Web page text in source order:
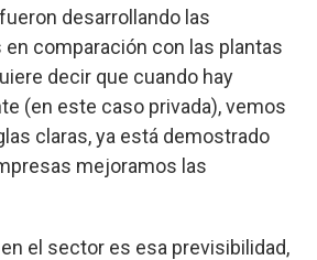
desarrollando las
comparación con las plantas
decir que cuando hay
(en este caso privada), vemos
claras, ya está demostrado
mejoramos las
el sector es esa previsibilidad,